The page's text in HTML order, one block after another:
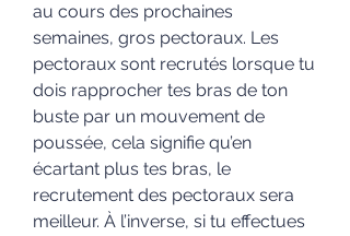
au cours des prochaines
semaines, gros pectoraux. Les
pectoraux sont recrutés lorsque tu
dois rapprocher tes bras de ton
buste par un mouvement de
poussée, cela signifie qu’en
écartant plus tes bras, le
recrutement des pectoraux sera
meilleur. À l’inverse, si tu effectues